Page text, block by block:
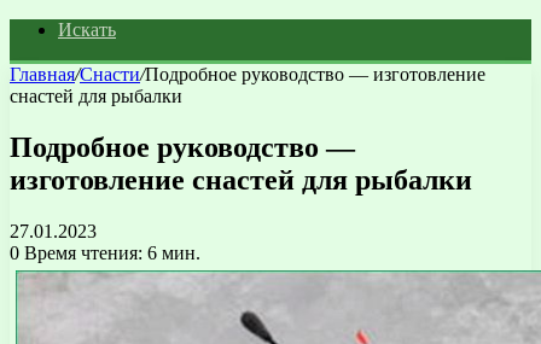
Искать
Главная/Снасти/Подробное руководство — изготовление
снастей для рыбалки
Подробное руководство —
изготовление снастей для рыбалки
27.01.2023
0 Время чтения: 6 мин.